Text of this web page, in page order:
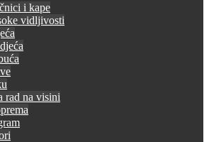
i kape
vidljivosti
rad na visini